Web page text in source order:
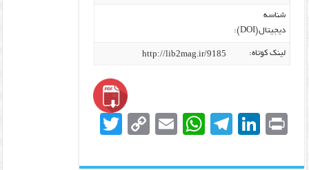
شناسه
دیجیتال(DOI):
لینک کوتاه: http://lib2mag.ir/9185
Pr
in
Li
n
T
el
W
h
E
m
C
o
T
w